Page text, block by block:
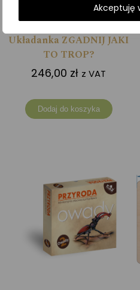
Akceptuję
Układanka ZGADNIJ JAKI
TO TROP?
246,00 zł z VAT
Dodaj do koszyka